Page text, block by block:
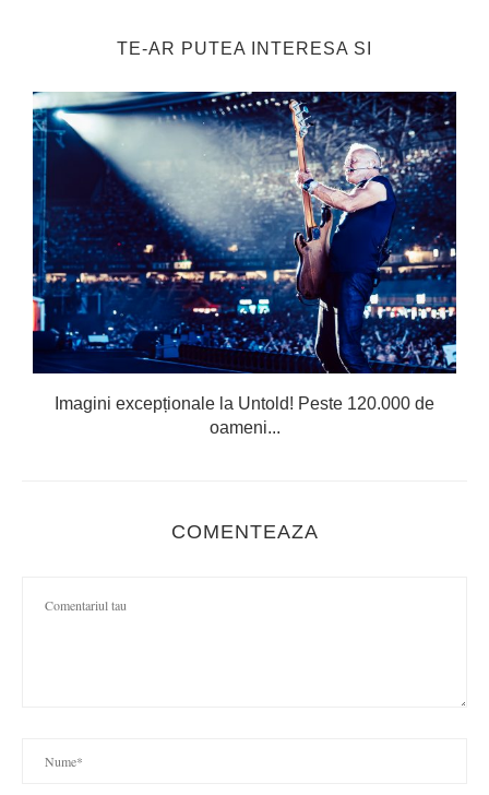
TE-AR PUTEA INTERESA SI
Imagini excepționale la Untold! Peste 120.000 de
oameni...
COMENTEAZA